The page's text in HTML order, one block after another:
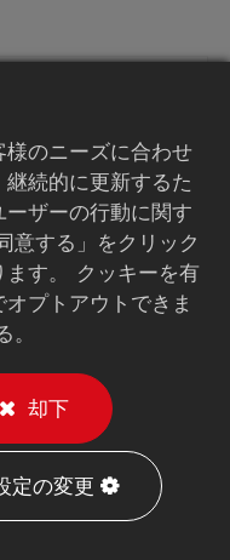
のニーズに合わせ
続的に更新するた
ザーの行動に関す
意する」をクリック
す。 クッキーを有
プトアウトできま
却下
定の変更